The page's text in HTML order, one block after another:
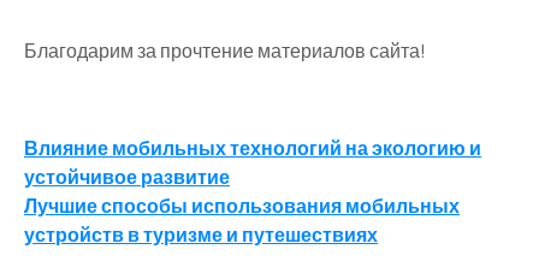
Благодарим за прочтение материалов сайта!
Навигация
по
записям
Влияние мобильных технологий на экологию и
устойчивое развитие
Лучшие способы использования мобильных
устройств в туризме и путешествиях